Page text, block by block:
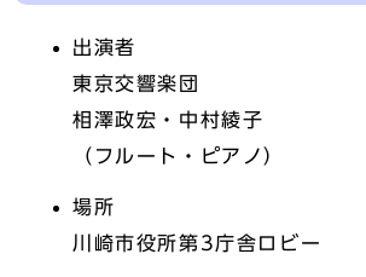
出演者
東京交響楽団
相澤政宏・中村綾子
（フルート・ピアノ）
場所
川崎市役所第3庁舎ロビー